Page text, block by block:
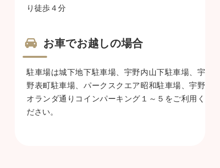
り徒歩４分
お車でお越しの場合
駐車場は城下地下駐車場、宇野内山下駐車場、宇
野表町駐車場、パークスクエア昭和駐車場、宇野
オランダ通りコインパーキング１～５をご利用く
ださい。